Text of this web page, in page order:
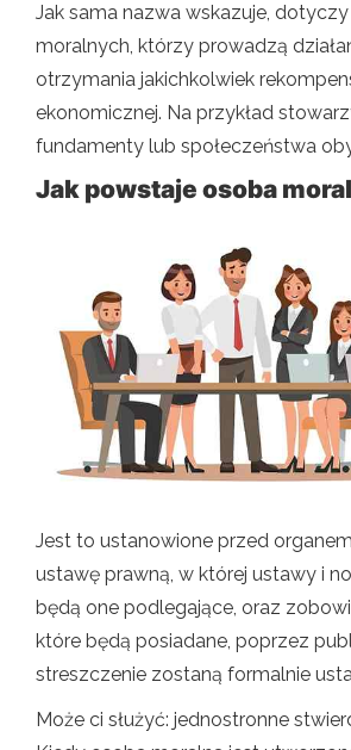
Jak sama nazwa wskazuje,
moralnych, którzy prowadzą
otrzymania jakichkolwiek
ekonomicznej. Na przykład
fundamenty lub społeczeństwa
Jak powstaje osoba
Jest to ustanowione przed
ustawę prawną, w której ustawy i
będą one podlegające, oraz
które będą posiadane, poprzez
streszczenie zostaną formalnie
Może ci służyć: jednostronne